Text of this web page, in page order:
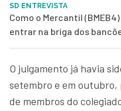
SD ENTREVISTA
Como o Mercantil
entrar na briga dos
O julgamento já havia
setembro e em
de membros do